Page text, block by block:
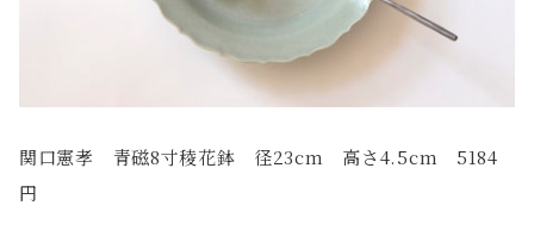
関口憲孝 青磁8寸稜花鉢 径23cm 高さ4.5cm 5184
円